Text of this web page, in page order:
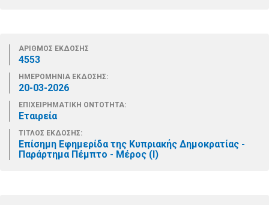
ΑΡΙΘΜΟΣ ΕΚΔΟΣΗΣ
4553
ΗΜΕΡΟΜΗΝΙΑ ΕΚΔΟΣΗΣ:
20-03-2026
ΕΠΙΧΕΙΡΗΜΑΤΙΚΗ ΟΝΤΟΤΗΤΑ:
Εταιρεία
ΤΙΤΛΟΣ ΕΚΔΟΣΗΣ:
Επίσημη Εφημερίδα της Κυπριακής Δημοκρατίας -
Παράρτημα Πέμπτο - Μέρος (Ι)